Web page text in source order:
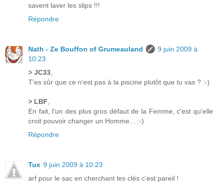
savent laver les slips !!!
Répondre
Nath - Ze Bouffon of Grumeauland
9 juin 2009 à
10:23
> JC33
T'es sûr que ce n'est pas à la piscine plutôt que tu vas ? :-)
> LBF
En fait, l'un des plus gros défaut de la Femme, c'est qu'elle
croit pouvoir changer un Homme... :-)
Répondre
Tux 9 juin 2009 à 10:23
arf pour le sac en cherchant les clés c'est pareil !